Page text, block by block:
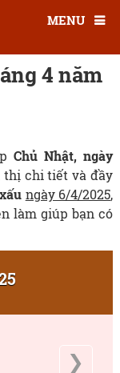
MENU
4 năm
Chủ Nhật, ngày
thị chi tiết và đầy
ngày 6/4/2025,
làm giúp bạn có
❯